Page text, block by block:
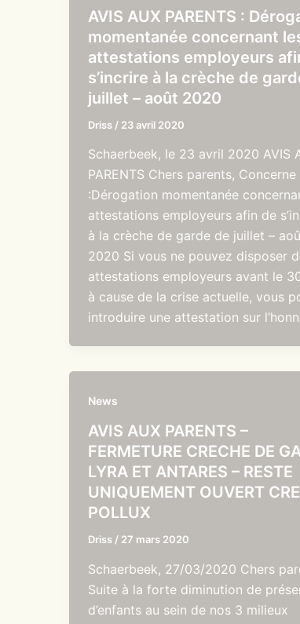
AVIS AUX PARENTS :
momentanée concernant
attestations employeurs
s’incrire à la crèche de
juillet – août 2020
Driss / 23 avril 2020
Schaerbeek, le 23 avril 2020 AVIS
PARENTS Chers parents, Concerne
:Dérogation momentanée
attestations employeurs afin de
à la crèche de garde de juillet –
2020 Si vous ne pouvez disposer
attestations employeurs avant le
à cause de la crise actuelle, vous
introduire une attestation sur
News
AVIS AUX PARENTS –
FERMETURE CRECHE DE
LYRA ET ANTARES – RESTE
UNIQUEMENT OUVERT
POLLUX
Driss / 27 mars 2020
Schaerbeek, 27/03/2020 Chers
Suite à la forte diminution de
d’enfants au sein de nos 3 milieux